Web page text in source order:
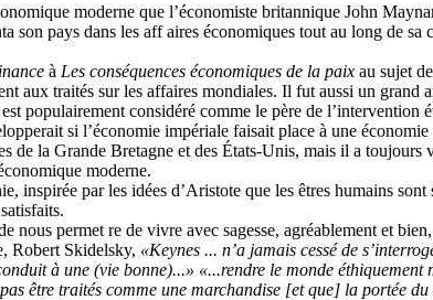
moderne que l’économiste britannique John
son pays dans les aff aires économiques tout au long de sa
à Les conséquences économiques de la paix au sujet
aux traités sur les affaires mondiales. Il fut aussi un grand
populairement considéré comme le père de l’intervention
si l’économie impériale faisait place à une
de la Grande Bretagne et des États-Unis, mais il a toujours
moderne.
inspirée par les idées d’Aristote que les êtres humains
permet re de vivre avec sagesse, agréablement et
Robert Skidelsky, «Keynes ... n’a jamais cessé de
à une (vie bonne)...» «...rendre le monde éthiquement
être traités comme une marchandise [et que] la portée du